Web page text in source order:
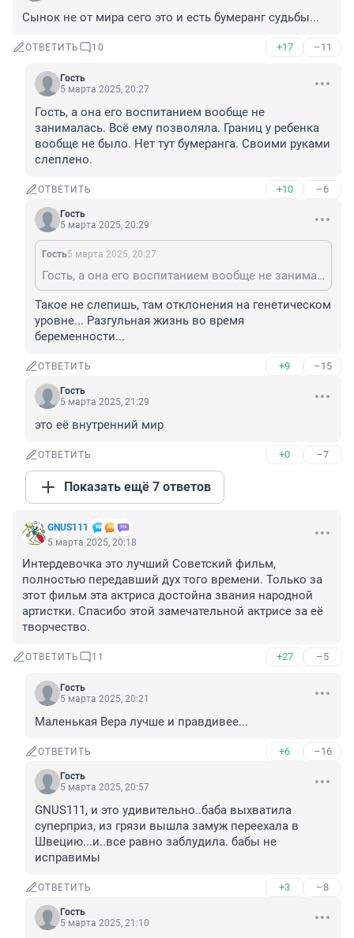
Сынок не от мира сего это и есть бумеранг судьбы...
ОТВЕТИТЬ 10 +17 –11
Гость
5 марта 2025, 20:27
Гость, а она его воспитанием вообще не
занималась. Всё ему позволяла. Границ у ребенка
вообще не было. Нет тут бумеранга. Своими руками
слеплено.
ОТВЕТИТЬ +10 –6
Гость
5 марта 2025, 20:29
Гость5 марта 2025, 20:27
Гость, а она его воспитанием вообще не занималась. Всё ему позволяла. Границ у ребенка вообще не было. Нет тут бумеранга. Своими руками слеплено.
Такое не слепишь, там отклонения на генетическом
уровне... Разгульная жизнь во время
беременности...
ОТВЕТИТЬ +9 –15
Гость
5 марта 2025, 21:29
это её внутренний мир
ОТВЕТИТЬ +0 –7
Показать ещё 7 ответов
GNUS111
5 марта 2025, 20:18
Интердевочка это лучший Советский фильм,
полностью передавший дух того времени. Только за
этот фильм эта актриса достойна звания народной
артистки. Спасибо этой замечательной актрисе за её
творчество.
ОТВЕТИТЬ 11 +27 –5
Гость
5 марта 2025, 20:21
Маленькая Вера лучше и правдивее...
ОТВЕТИТЬ +6 –16
Гость
5 марта 2025, 20:57
GNUS111, и это удивительно..баба выхватила
суперприз, из грязи вышла замуж переехала в
Швецию...и..все равно заблудила. бабы не
исправимы
ОТВЕТИТЬ +3 –8
Гость
5 марта 2025, 21:10